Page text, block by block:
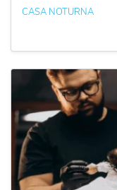
CASA NOTURNA